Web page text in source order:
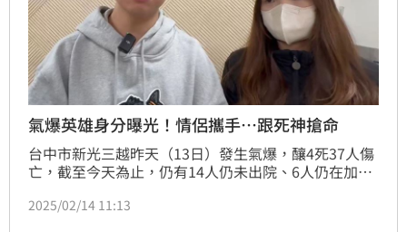
氣爆英雄身分曝光！情侶攜手…跟死神搶命
台中市新光三越昨天（13日）發生氣爆，釀4死37人傷
亡，截至今天為止，仍有14人仍未出院、6人仍在加護
傷，第一時間伸出援手救援，除試圖搶救58歲澳門籍盧
2025/02/14 11:13